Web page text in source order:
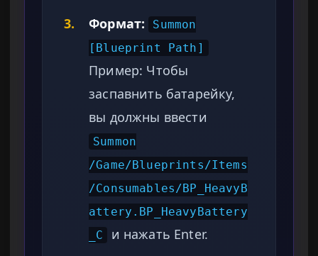
3.
Формат:
Summon
[Blueprint Path]
Пример: Чтобы
заспавнить батарейку,
вы должны ввести
Summon
/Game/Blueprints/Items
/Consumables/BP_HeavyB
attery.BP_HeavyBattery
_C
и нажать Enter.